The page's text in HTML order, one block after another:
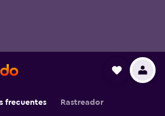
frecuentes Rastreador